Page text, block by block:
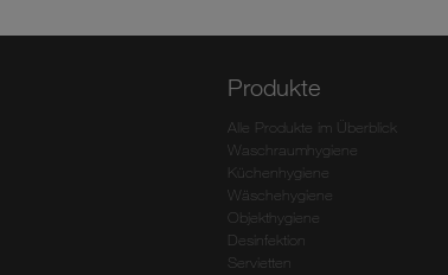
Produkte
Alle Produkte im Überblick
Waschraumhygiene
Küchenhygiene
Wäschehygiene
Objekthygiene
Desinfektion
Servietten